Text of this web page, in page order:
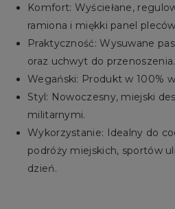
Komfort: Wyściełane,
ramiona i miękki panel
Praktyczność: Wysuwane
oraz uchwyt do przenoszenia.
Wegański: Produkt w 100%
Styl: Nowoczesny, miejski
militarnymi.
Wykorzystanie: Idealny do
podróży miejskich, sportów
dzień.